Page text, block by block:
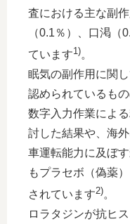
査における主な副
（0.1％）、口渇（
ています1)。
眠気の副作用に関
認められているも
数字入力作業によ
討した結果や、海
車運転能力に及ぼ
もプラセボ（偽薬
されています2)。
ロラタジンが抗ヒ